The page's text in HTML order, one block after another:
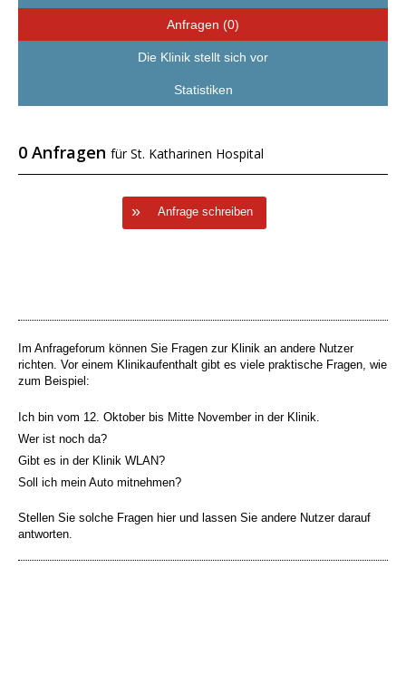
Anfragen (0)
Die Klinik stellt sich vor
Statistiken
0 Anfragen für St. Katharinen Hospital
Anfrage schreiben
Im Anfrageforum können Sie Fragen zur Klinik an andere Nutzer
richten. Vor einem Klinikaufenthalt gibt es viele praktische Fragen, wie
zum Beispiel:
Ich bin vom 12. Oktober bis Mitte November in der Klinik.
Wer ist noch da?
Gibt es in der Klinik WLAN?
Soll ich mein Auto mitnehmen?
Stellen Sie solche Fragen hier und lassen Sie andere Nutzer darauf
antworten.